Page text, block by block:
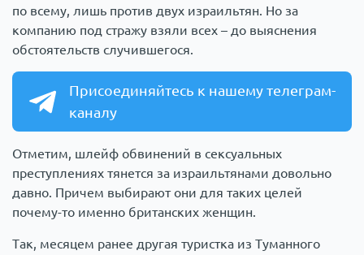
по всему, лишь против двух израильтян. Но за
компанию под стражу взяли всех – до выяснения
обстоятельств случившегося.
Присоединяйтесь к нашему телеграм-
каналу
Отметим, шлейф обвинений в сексуальных
преступлениях тянется за израильтянами довольно
давно. Причем выбирают они для таких целей
почему-то именно британских женщин.
Так, месяцем ранее другая туристка из Туманного